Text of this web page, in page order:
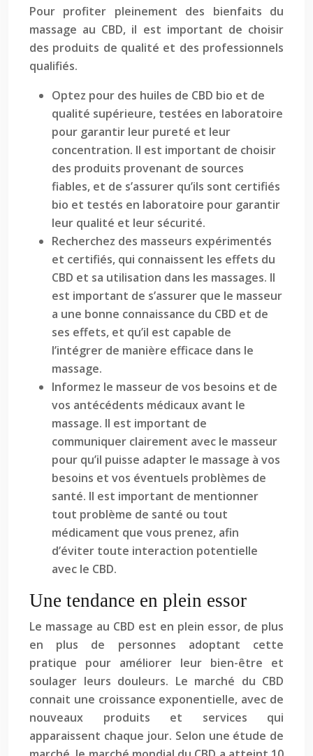
Pour profiter pleinement des bienfaits du
massage au CBD, il est important de choisir
des produits de qualité et des professionnels
qualifiés.
Optez pour des huiles de CBD bio et de
qualité supérieure, testées en laboratoire
pour garantir leur pureté et leur
concentration. Il est important de choisir
des produits provenant de sources
fiables, et de s’assurer qu’ils sont certifiés
bio et testés en laboratoire pour garantir
leur qualité et leur sécurité.
Recherchez des masseurs expérimentés
et certifiés, qui connaissent les effets du
CBD et sa utilisation dans les massages. Il
est important de s’assurer que le masseur
a une bonne connaissance du CBD et de
ses effets, et qu’il est capable de
l’intégrer de manière efficace dans le
massage.
Informez le masseur de vos besoins et de
vos antécédents médicaux avant le
massage. Il est important de
communiquer clairement avec le masseur
pour qu’il puisse adapter le massage à vos
besoins et vos éventuels problèmes de
santé. Il est important de mentionner
tout problème de santé ou tout
médicament que vous prenez, afin
d’éviter toute interaction potentielle
avec le CBD.
Une tendance en plein essor
Le massage au CBD est en plein essor, de plus
en plus de personnes adoptant cette
pratique pour améliorer leur bien-être et
soulager leurs douleurs. Le marché du CBD
connait une croissance exponentielle, avec de
nouveaux produits et services qui
apparaissent chaque jour. Selon une étude de